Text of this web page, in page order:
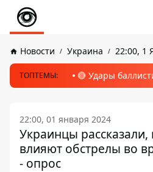
Новости Украина 22:00, 1
ТОПТЕМЫ: 🔴 Удары
22:00, 01 января 2024
Украинцы рассказали,
влияют обстрелы во
- опрос